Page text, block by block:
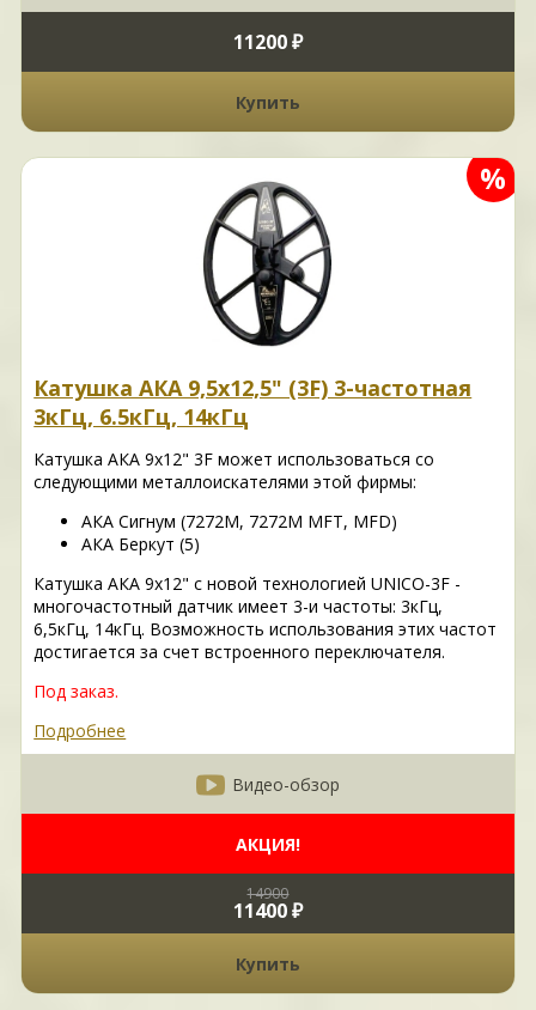
11200 ₽
Купить
%
Катушка АКА 9,5x12,5" (3F) 3-частотная
3кГц, 6.5кГц, 14кГц
Катушка АКА 9x12" 3F может использоваться со
следующими металлоискателями этой фирмы:
АКА Сигнум (7272M, 7272M MFT, MFD)
АКА Беркут (5)
Катушка АКА 9x12" с новой технологией UNICO-3F -
многочастотный датчик имеет 3-и частоты: 3кГц,
6,5кГц, 14кГц. Возможность использования этих частот
достигается за счет встроенного переключателя.
Под заказ.
Подробнее
Видео-обзор
АКЦИЯ!
14900
11400 ₽
Купить